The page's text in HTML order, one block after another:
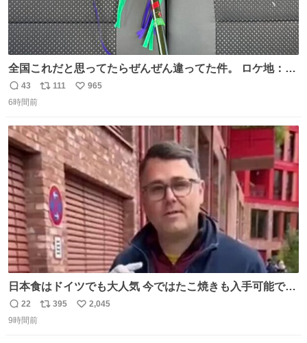
全国これだと思ってたらぜんぜん違ってた件。 ロケ地：広
島
返
信
43
リ
ト
数
111
い
数
965
6時間前
日本食はドイツでも大人気 今ではたこ焼きも入手可能です
が、🥑や🌽、ウィンナーや枝豆などが入っているオリジナ
ルたこ焼きへと進化 大使館の広報課長ハインリッヒは、日
返
信
22
リ
395
い
2,045
9時間前